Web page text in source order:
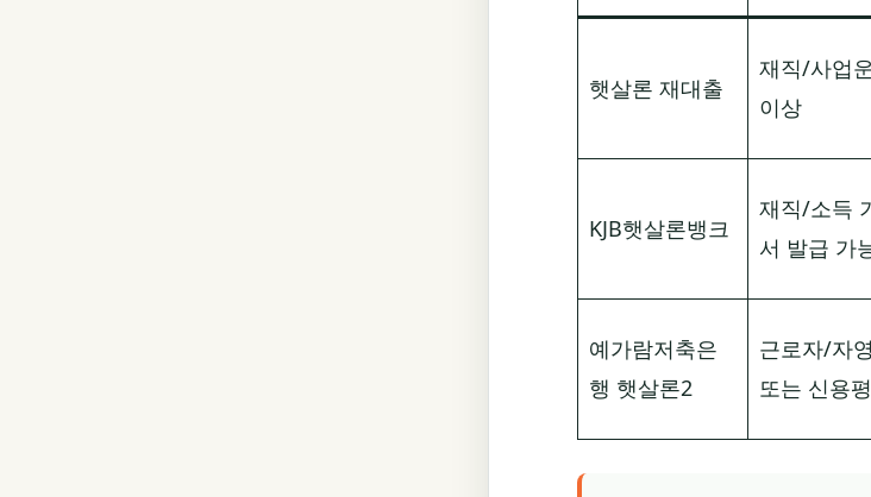
햇살론 재대출
재직/사업
이상
KJB햇살론뱅크
재직/소득
서 발급 가
예가람저축은
행 햇살론2
근로자/자
또는 신용